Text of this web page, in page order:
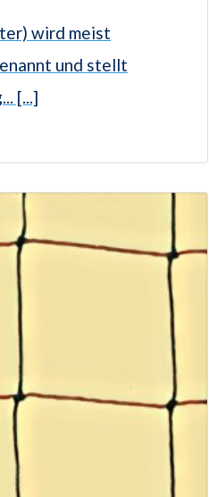
wird meist
und stellt
[...]